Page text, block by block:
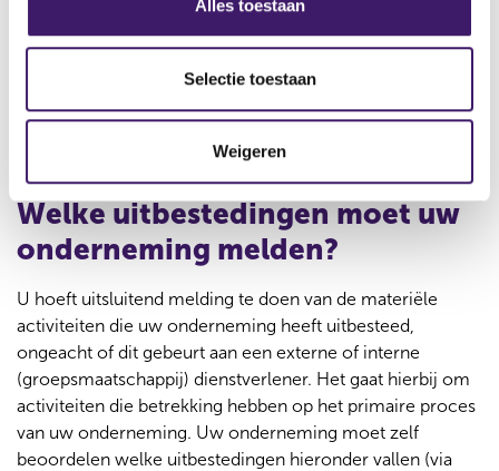
Alles toestaan
Selectie toestaan
Weigeren
geven op de verschillende onderdelen. Als een onderdeel
niet voor uw onderneming geldt, dan vult u in het
antwoordveld 'niet van toepassing' in. Als een onderdeel
naar uw mening voorbij gaat aan de wettelijke
meldingsplicht, dan kunt u ervoor kiezen om het
antwoordveld leeg te laten.
Welke uitbestedingen moet uw
onderneming melden?
U hoeft uitsluitend melding te doen van de materiële
activiteiten die uw onderneming heeft uitbesteed,
ongeacht of dit gebeurt aan een externe of interne
(groepsmaatschappij) dienstverlener. Het gaat hierbij om
activiteiten die betrekking hebben op het primaire proces
van uw onderneming. Uw onderneming moet zelf
beoordelen welke uitbestedingen hieronder vallen (via